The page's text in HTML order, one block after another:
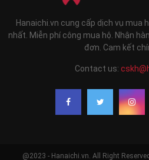
Hanaichi.vn cung cấp dịch vụ mua
nhất. Miễn phí công mua hộ. Nhận
đơn. Cam kết
Contact us:
@2023 - Hanaichi.vn. All Right